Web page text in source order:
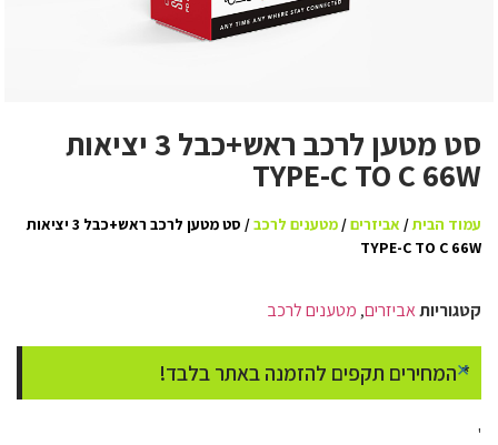
סט מטען לרכב ראש+כבל 3 יציאות
TYPE-C TO C 66W
עמוד הבית/ אביזרים/מטענים לרכב
/ סט מטען לרכב ראש+כבל 3 יציאות
TYPE-C TO C 66W
קטגוריותאביזרים, מטענים לרכב
* המחירים תקפים להזמנה באתר בלבד!
×
'